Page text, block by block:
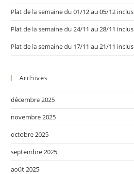
Plat de la semaine du 01/12 au 05/12 inclus
Plat de la semaine du 24/11 au 28/11 inclus
Plat de la semaine du 17/11 au 21/11 inclus
Archives
décembre 2025
novembre 2025
octobre 2025
septembre 2025
août 2025